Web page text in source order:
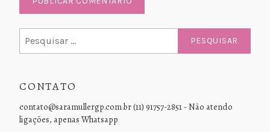
por:
CONTATO
contato@saramullergp.com.br (11) 91757-2851 - Não atendo
ligações, apenas Whatsapp